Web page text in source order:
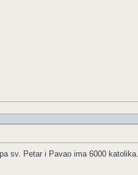
sv. Petar i Pavao ima 6000 katolika.